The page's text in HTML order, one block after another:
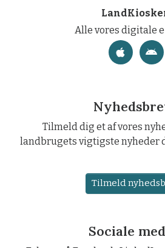
Alle vores digitale
Tilmeld dig et af vores
landbrugets vigtigste nyheder
Tilmeld
Sociale